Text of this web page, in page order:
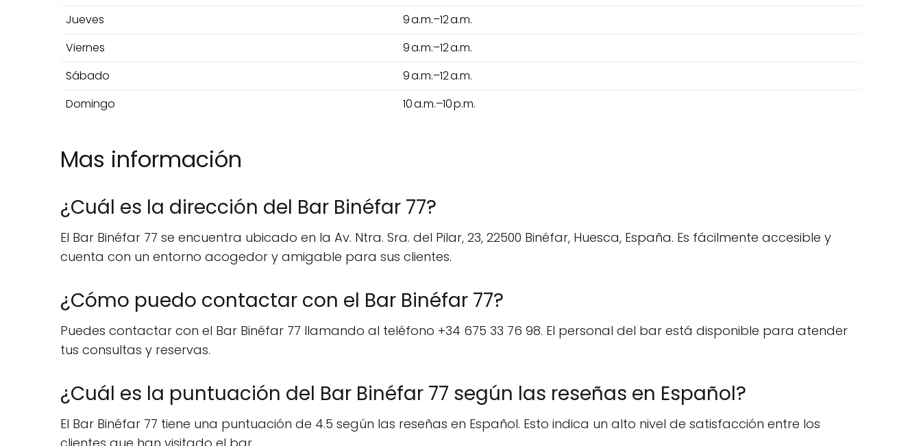
Jueves
9 a.m.–12 a.m.
Viernes
9 a.m.–12 a.m.
Sábado
9 a.m.–12 a.m.
Domingo
10 a.m.–10 p.m.
Mas información
¿Cuál es la dirección del Bar Binéfar 77?
El Bar Binéfar 77 se encuentra ubicado en la Av. Ntra. Sra. del Pilar, 23, 22500 Binéfar, Huesca, España. Es fácilmente accesible y
cuenta con un entorno acogedor y amigable para sus clientes.
¿Cómo puedo contactar con el Bar Binéfar 77?
Puedes contactar con el Bar Binéfar 77 llamando al teléfono +34 675 33 76 98. El personal del bar está disponible para atender
tus consultas y reservas.
¿Cuál es la puntuación del Bar Binéfar 77 según las reseñas en Español?
El Bar Binéfar 77 tiene una puntuación de 4.5 según las reseñas en Español. Esto indica un alto nivel de satisfacción entre los